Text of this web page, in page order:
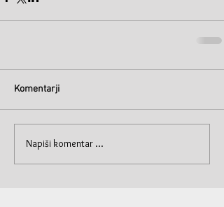
Komentarji
Napiši komentar ...